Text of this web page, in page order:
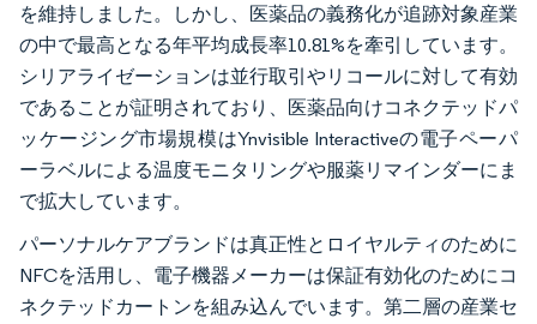
を維持しました。しかし、医薬品の義務化が追跡対象産業
の中で最高となる年平均成長率10.81%を牽引しています。
シリアライゼーションは並行取引やリコールに対して有効
であることが証明されており、医薬品向けコネクテッドパ
ッケージング市場規模はYnvisible Interactiveの電子ペーパ
ーラベルによる温度モニタリングや服薬リマインダーにま
で拡大しています。
パーソナルケアブランドは真正性とロイヤルティのために
NFCを活用し、電子機器メーカーは保証有効化のためにコ
ネクテッドカートンを組み込んでいます。第二層の産業セ